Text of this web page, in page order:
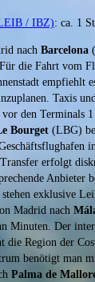
/ IBZ): ca. 1
nach Barcelona
die Fahrt vom
empfiehlt
Taxis
den Terminals
Bourget (LBG)
erfolgt
Anbieter
exklusive
Madrid nach
Minuten. Der
die Region der
benötigt man
Palma de